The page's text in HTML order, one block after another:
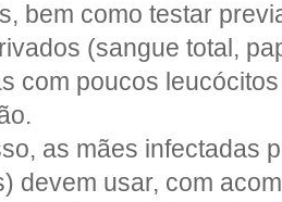
bem como testar
(sangue total,
com poucos
as mães infectadas
devem usar, com